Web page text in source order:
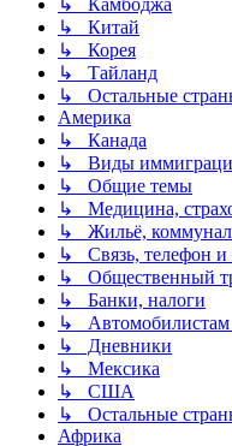
↳ Китай
↳ Корея
↳ Тайланд
↳ Остальные
Америка
↳ Канада
↳ Виды
↳ Общие темы
↳ Медицина,
↳ Жильё,
↳ Связь, телефон и
↳ Общественный
↳ Банки, налоги
↳ Автомобилистам
↳ Дневники
↳ Мексика
↳ США
↳ Остальные
Африка